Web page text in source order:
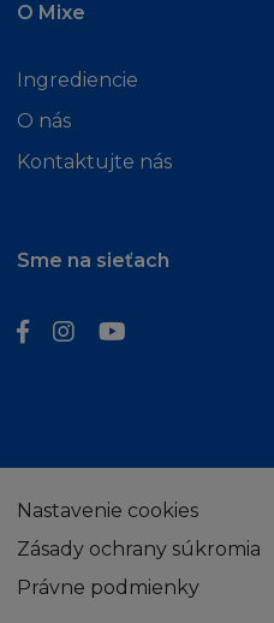
O Mixe
Ingrediencie
O nás
Kontaktujte nás
Sme na sieťach
Nastavenie cookies
Zásady ochrany súkromia
Právne podmienky